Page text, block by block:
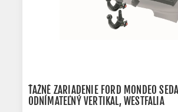
ŤAŽNÉ ZARIADENIE FORD MONDEO
ODNÍMATEĽNÝ VERTIKAL, WESTFALIA